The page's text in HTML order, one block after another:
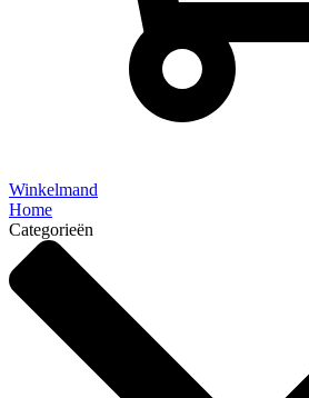
Winkelmand
Home
Categorieën